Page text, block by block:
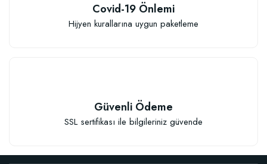
Covid-19 Önlemi
Hijyen kurallarına uygun paketleme
Güvenli Ödeme
SSL sertifikası ile bilgileriniz güvende